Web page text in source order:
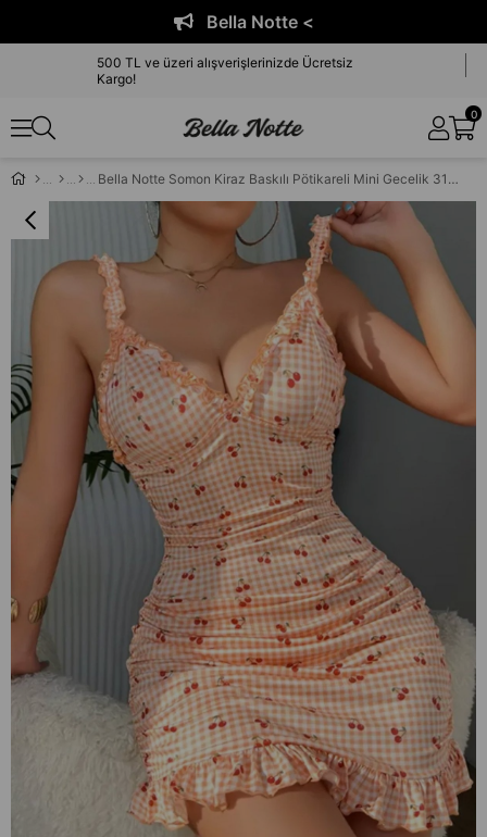
Bella Notte <
500 TL ve üzeri alışverişlerinizde Ücretsiz
Kargo!
0
Bella Notte Somon Kiraz Baskılı Pötikareli Mini Gecelik 31515